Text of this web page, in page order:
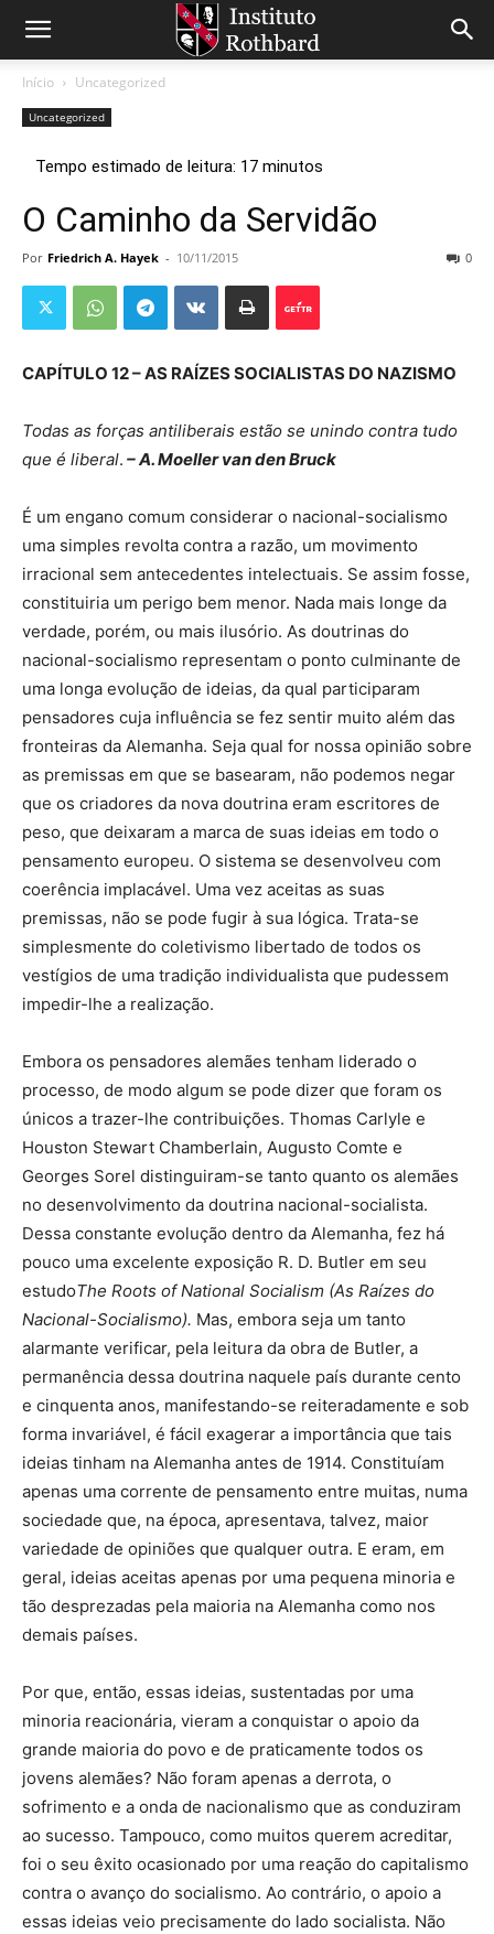
Início Uncategorized
Uncategorized
O Caminho da Servidão
Por Friedrich A. Hayek - 10/11/2015 0
CAPÍTULO 12 – AS RAÍZES SOCIALISTAS DO NAZISMO
Todas as forças antiliberais estão se unindo contra tudo
que é liberal. – A. Moeller van den Bruck
É um engano comum considerar o nacional-socialismo
uma simples revolta contra a razão, um movimento
irracional sem antecedentes intelectuais. Se assim fosse,
constituiria um perigo bem menor. Nada mais longe da
verdade, porém, ou mais ilusório. As doutrinas do
nacional-socialismo representam o ponto culminante de
uma longa evolução de ideias, da qual participaram
pensadores cuja influência se fez sentir muito além das
fronteiras da Alemanha. Seja qual for nossa opinião sobre
as premissas em que se basearam, não podemos negar
que os criadores da nova doutrina eram escritores de
peso, que deixaram a marca de suas ideias em todo o
pensamento europeu. O sistema se desenvolveu com
coerência implacável. Uma vez aceitas as suas
premissas, não se pode fugir à sua lógica. Trata-se
simplesmente do coletivismo libertado de todos os
vestígios de uma tradição individualista que pudessem
impedir-lhe a realização.
Embora os pensadores alemães tenham liderado o
processo, de modo algum se pode dizer que foram os
únicos a trazer-lhe contribuições. Thomas Carlyle e
Houston Stewart Chamberlain, Augusto Comte e
Georges Sorel distinguiram-se tanto quanto os alemães
no desenvolvimento da doutrina nacional-socialista.
Dessa constante evolução dentro da Alemanha, fez há
pouco uma excelente exposição R. D. Butler em seu
estudoThe Roots of National Socialism (As Raízes do
Nacional-Socialismo). Mas, embora seja um tanto
alarmante verificar, pela leitura da obra de Butler, a
permanência dessa doutrina naquele país durante cento
e cinquenta anos, manifestando-se reiteradamente e sob
forma invariável, é fácil exagerar a importância que tais
ideias tinham na Alemanha antes de 1914. Constituíam
apenas uma corrente de pensamento entre muitas, numa
sociedade que, na época, apresentava, talvez, maior
variedade de opiniões que qualquer outra. E eram, em
geral, ideias aceitas apenas por uma pequena minoria e
tão desprezadas pela maioria na Alemanha como nos
demais países.
Por que, então, essas ideias, sustentadas por uma
minoria reacionária, vieram a conquistar o apoio da
grande maioria do povo e de praticamente todos os
jovens alemães? Não foram apenas a derrota, o
sofrimento e a onda de nacionalismo que as conduziram
ao sucesso. Tampouco, como muitos querem acreditar,
foi o seu êxito ocasionado por uma reação do capitalismo
contra o avanço do socialismo. Ao contrário, o apoio a
essas ideias veio precisamente do lado socialista. Não